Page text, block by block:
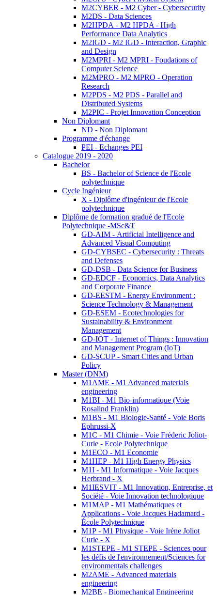
M2CYBER - M2 Cyber - Cybersecurity
M2DS - Data Sciences
M2HPDA - M2 HPDA - High
Performance Data Analytics
M2IGD - M2 IGD - Interaction, Graphic
and Design
M2MPRI - M2 MPRI - Foudations of
Computer Science
M2MPRO - M2 MPRO - Operation
Research
M2PDS - M2 PDS - Parallel and
Distributed Systems
M2PIC - Projet Innovation Conception
Non Diplomant
ND - Non Diplomant
Programme d'échange
PEI - Echanges PEI
Catalogue 2019 - 2020
Bachelor
BS - Bachelor of Science de l'Ecole
polytechnique
Cycle Ingénieur
X - Diplôme d'ingénieur de l'Ecole
polytechnique
Diplôme de formation gradué de l'Ecole
Polytechnique -MSc&T
GD-AIM - Artificial Intelligence and
Advanced Visual Computing
GD-CYBSEC - Cybersecurity : Threats
and Defenses
GD-DSB - Data Science for Business
GD-EDCF - Economics, Data Analytics
and Corporate Finance
GD-EESTM - Energy Environment :
Science Technology & Management
GD-ESEM - Ecotechnologies for
Sustainability & Environment
Management
GD-IOT - Internet of Things : Innovation
and Management Program (IoT)
GD-SCUP - Smart Cities and Urban
Policy
Master (DNM)
M1AME - M1 Advanced materials
engineering
M1BI - M1 Bio-informatique (Voie
Rosalind Franklin)
M1BS - M1 Biologie-Santé - Voie Boris
Ephrussi-X
M1C - M1 Chimie - Voie Fréderic Joliot-
Curie - Ecole Polytechnique
M1ECO - M1 Economie
M1HEP - M1 High Energy Physics
M1I - M1 Informatique - Voie Jacques
Herbrand - X
M1IESVIT - M1 Innovation, Entreprise, et
Société - Voie Innovation technologique
M1MAP - M1 Mathématiques et
Applications - Voie Jacques Hadamard -
École Polytechnique
M1P - M1 Physique - Voie Irène Joliot
Curie - X
M1STEPE - M1 STEPE - Sciences pour
les défis de l'environnement/Sciences for
environmentals challenges
M2AME - Advanced materials
engineering
M2BE - Biomechanical Engineering